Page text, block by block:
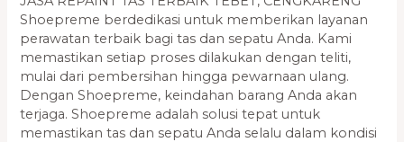
Shoepreme berdedikasi untuk memberikan layanan
perawatan terbaik bagi tas dan sepatu Anda. Kami
memastikan setiap proses dilakukan dengan teliti,
mulai dari pembersihan hingga pewarnaan ulang.
Dengan Shoepreme, keindahan barang Anda akan
terjaga. Shoepreme adalah solusi tepat untuk
memastikan tas dan sepatu Anda selalu dalam kondisi